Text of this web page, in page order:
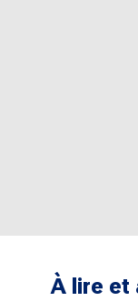
À lire et